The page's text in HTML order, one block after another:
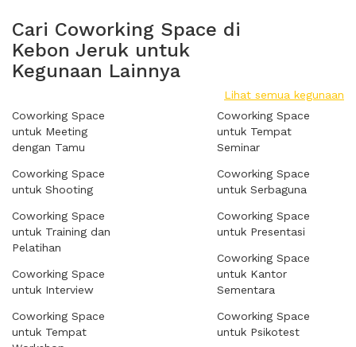
Cari Coworking Space di
Kebon Jeruk untuk
Kegunaan Lainnya
Lihat semua kegunaan
Coworking Space
untuk Meeting
dengan Tamu
Coworking Space
untuk Shooting
Coworking Space
untuk Training dan
Pelatihan
Coworking Space
untuk Interview
Coworking Space
untuk Tempat
Coworking Space
untuk Tempat
Seminar
Coworking Space
untuk Serbaguna
Coworking Space
untuk Presentasi
Coworking Space
untuk Kantor
Sementara
Coworking Space
untuk Psikotest